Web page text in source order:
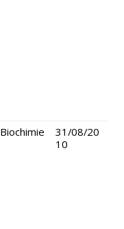
Biochimie
31/08/20
10